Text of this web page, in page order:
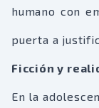
humano con
puerta a
Ficción y
En la